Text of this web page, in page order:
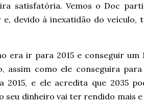
satisfatória. Vemos o Doc
devido à inexatidão do veículo,
era ir para 2015 e conseguir
assim como ele conseguira
2015, e ele acredita que 2035
seu dinheiro vai ter rendido mais